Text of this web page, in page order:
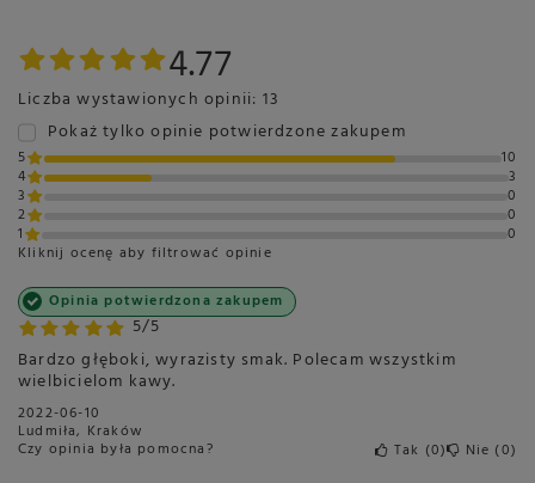
4.77
Liczba wystawionych opinii: 13
Pokaż tylko opinie potwierdzone zakupem
5
10
4
3
3
0
2
0
1
0
Kliknij ocenę aby filtrować opinie
5/5
Opinia potwierdzona zakupem
Bardzo głęboki, wyrazisty smak. Polecam wszystkim
wielbicielom kawy.
2022-06-10
Ludmiła, Kraków
Czy opinia była pomocna? Tak 0 Nie 0